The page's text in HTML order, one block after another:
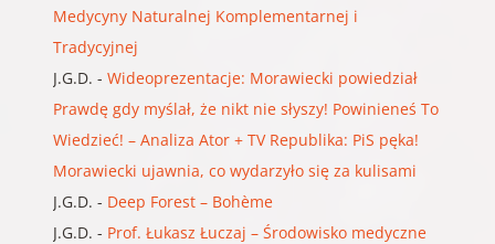
Medycyny Naturalnej Komplementarnej i
Tradycyjnej
J.G.D. - Wideoprezentacje: Morawiecki powiedział
Prawdę gdy myślał, że nikt nie słyszy! Powinieneś To
Wiedzieć! – Analiza Ator + TV Republika: PiS pęka!
Morawiecki ujawnia, co wydarzyło się za kulisami
J.G.D. - Deep Forest – Bohème
J.G.D. - Prof. Łukasz Łuczaj – Środowisko medyczne